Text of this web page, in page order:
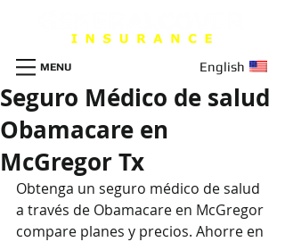
English
MENU
Seguro Médico de salud
Obamacare en
McGregor Tx
Obtenga un seguro médico de salud
a través de Obamacare en McGregor
compare planes y precios. Ahorre en